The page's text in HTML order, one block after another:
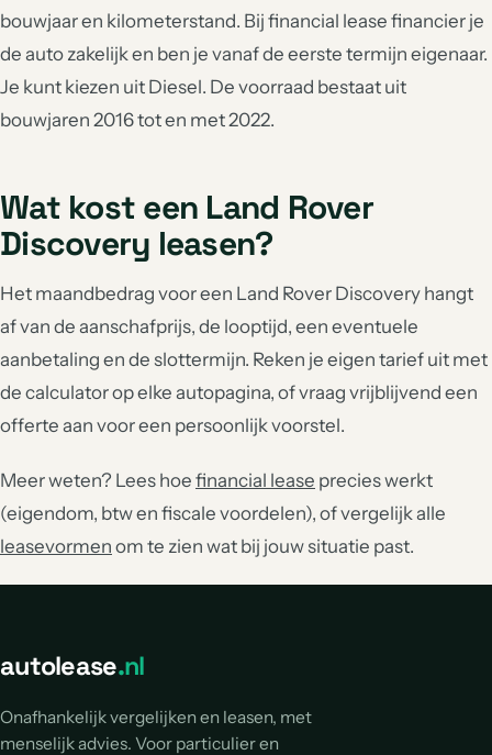
bouwjaar en kilometerstand. Bij financial lease financier je
de auto zakelijk en ben je vanaf de eerste termijn eigenaar.
Je kunt kiezen uit Diesel. De voorraad bestaat uit
bouwjaren 2016 tot en met 2022.
Wat kost een Land Rover
Discovery leasen?
Het maandbedrag voor een Land Rover Discovery hangt
af van de aanschafprijs, de looptijd, een eventuele
aanbetaling en de slottermijn. Reken je eigen tarief uit met
de calculator op elke autopagina, of vraag vrijblijvend een
offerte aan voor een persoonlijk voorstel.
Meer weten? Lees hoe financial lease precies werkt
(eigendom, btw en fiscale voordelen), of vergelijk alle
leasevormen om te zien wat bij jouw situatie past.
autolease.nl
Onafhankelijk vergelijken en leasen, met
menselijk advies. Voor particulier en